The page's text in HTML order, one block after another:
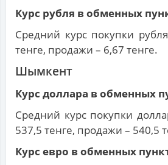
Курс рубля в обменных
Средний курс покупки
тенге, продажи – 6,67 тенге.
Шымкент
Курс доллара в обменных
Средний курс покупки
537,5 тенге, продажи – 540,5
Курс евро в обменных